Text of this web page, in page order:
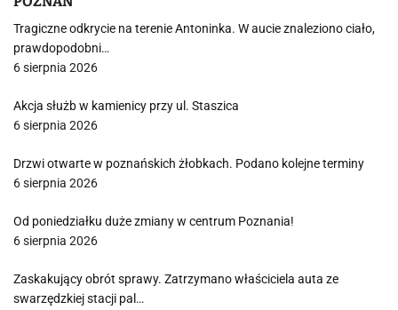
Tragiczne odkrycie na terenie Antoninka. W aucie znaleziono ciało,
prawdopodobni…
6 sierpnia 2026
Akcja służb w kamienicy przy ul. Staszica
6 sierpnia 2026
Drzwi otwarte w poznańskich żłobkach. Podano kolejne terminy
6 sierpnia 2026
Od poniedziałku duże zmiany w centrum Poznania!
6 sierpnia 2026
Zaskakujący obrót sprawy. Zatrzymano właściciela auta ze
swarzędzkiej stacji pal…